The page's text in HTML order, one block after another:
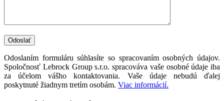
Odoslaním formuláru súhlasíte so spracovaním osobných údajov.
Spoločnosť Lebrock Group s.r.o. spracováva vaše osobné údaje iba
za účelom vášho kontaktovania. Vaše údaje nebudú ďalej
poskytnuté žiadnym tretím osobám. Viac informácií.